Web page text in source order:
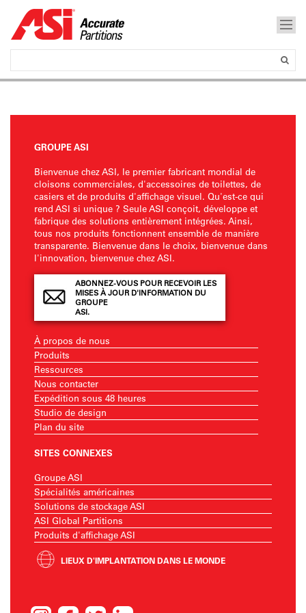
GROUPE ASI
Bienvenue chez ASI, le premier fabricant mondial de
cloisons commerciales, d'accessoires de toilettes, de
casiers et de produits d'affichage visuel. Qu'est-ce qui
rend ASI si unique ? Seule ASI conçoit, développe et
fabrique des solutions entièrement intégrées. Ainsi,
tous nos produits fonctionnent ensemble de manière
transparente. Bienvenue dans le choix, bienvenue dans
l'innovation, bienvenue chez ASI.
ABONNEZ-VOUS POUR RECEVOIR LES
MISES À JOUR D'INFORMATION DU
GROUPE
ASI.
À propos de nous
Produits
Ressources
Nous contacter
Expédition sous 48 heures
Studio de design
Plan du site
SITES CONNEXES
Groupe ASI
Spécialités américaines
Solutions de stockage ASI
ASI Global Partitions
Produits d'affichage ASI
LIEUX D'IMPLANTATION DANS LE MONDE